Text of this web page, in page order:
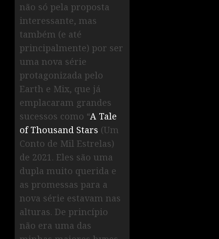
não só pela proposta
interessante, mas
também (e até
principalmente) por ser
uma nova série
protagonizada pelo
Earth e Mix, que já
emplacaram grandes
sucessos como “A Tale
of Thousand Stars (Um
Conto de Mil Estrelas)
de 2021. Eles são uma
dupla muito querida e
as promessas para a
nova série estavam nas
alturas. De princípio
não era uma das